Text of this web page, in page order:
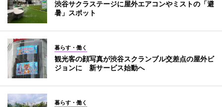
渋谷サクラステージに屋外エアコンやミストの「避
暑」スポット
暮らす・働く
観光客の顔写真が渋谷スクランブル交差点の屋外ビ
ジョンに 新サービス始動へ
暮らす・働く